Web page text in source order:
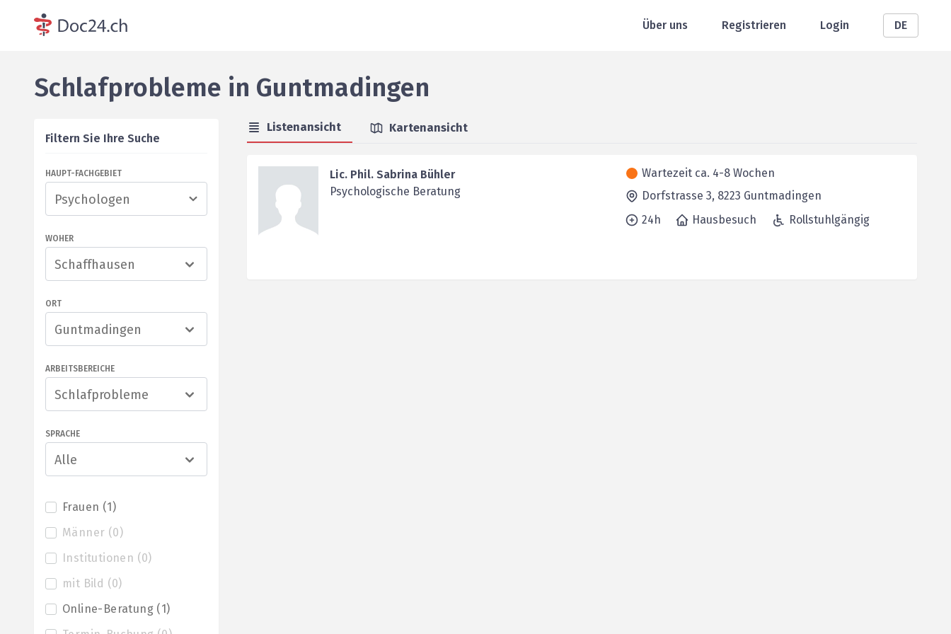
Über uns Registrieren Login DE
Schlafprobleme in Guntmadingen
Filtern Sie Ihre Suche
HAUPT-FACHGEBIET
WOHER
Schaffhausen
ORT
Guntmadingen
ARBEITSBEREICHE
Schlafprobleme
SPRACHE
Alle
Frauen (1)
Männer (0)
Institutionen (0)
mit Bild (0)
Online-Beratung (1)
Listenansicht Kartenansicht
Lic. Phil. Sabrina Bühler
Psychologische Beratung
Wartezeit ca. 4-8 Wochen
Dorfstrasse 3, 8223 Guntmadingen
24h
Hausbesuch Rollstuhlgängig